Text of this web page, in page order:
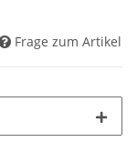
Frage zum Artikel